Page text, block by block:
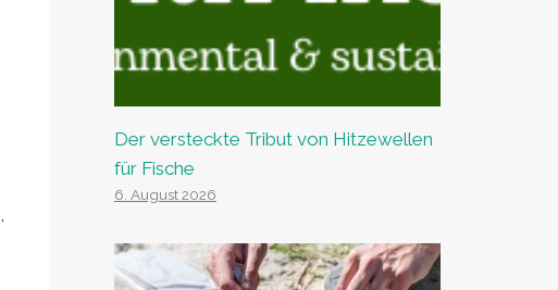
Der versteckte Tribut von Hitzewellen
für Fische
6. August 2026